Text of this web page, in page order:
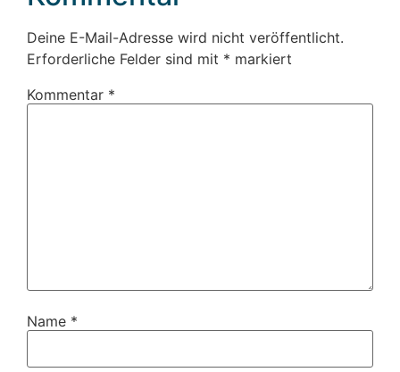
Deine E-Mail-Adresse wird nicht veröffentlicht.
Erforderliche Felder sind mit * markiert
Kommentar *
Name *